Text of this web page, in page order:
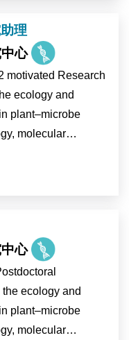
the developed
studies, and carry
(include but not
eye-tracker.. ) and
devices for
for scientific
the developed
理
心
motivated Research
ecology and
plant–microbe
molecular
to understand
and adapt
入我們研究植物–
內容結合田野生
討微生物群落如何
職缺即日起開放申
心
ecology and
plant–microbe
molecular